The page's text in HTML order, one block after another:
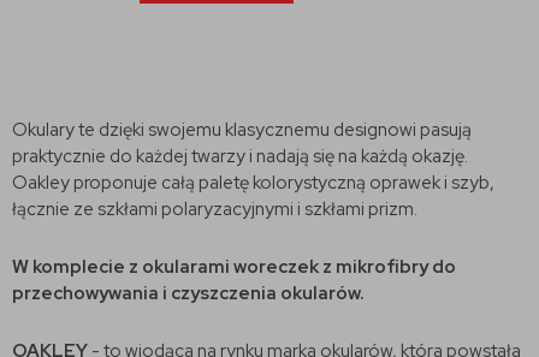
Okulary te dzięki swojemu klasycznemu designowi pasują
praktycznie do każdej twarzy i nadają się na każdą okazję.
Oakley proponuje całą paletę kolorystyczną oprawek i szyb,
łącznie ze szkłami polaryzacyjnymi i szkłami prizm.
W komplecie z okularami woreczek z mikrofibry do
przechowywania i czyszczenia okularów.
OAKLEY - to wiodąca na rynku marka okularów, która powstała